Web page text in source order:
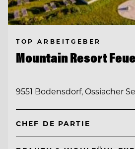
TOP ARBEITGEBER
Mountain Resort
9551 Bodensdorf, Ossiacher
CHEF DE PARTIE